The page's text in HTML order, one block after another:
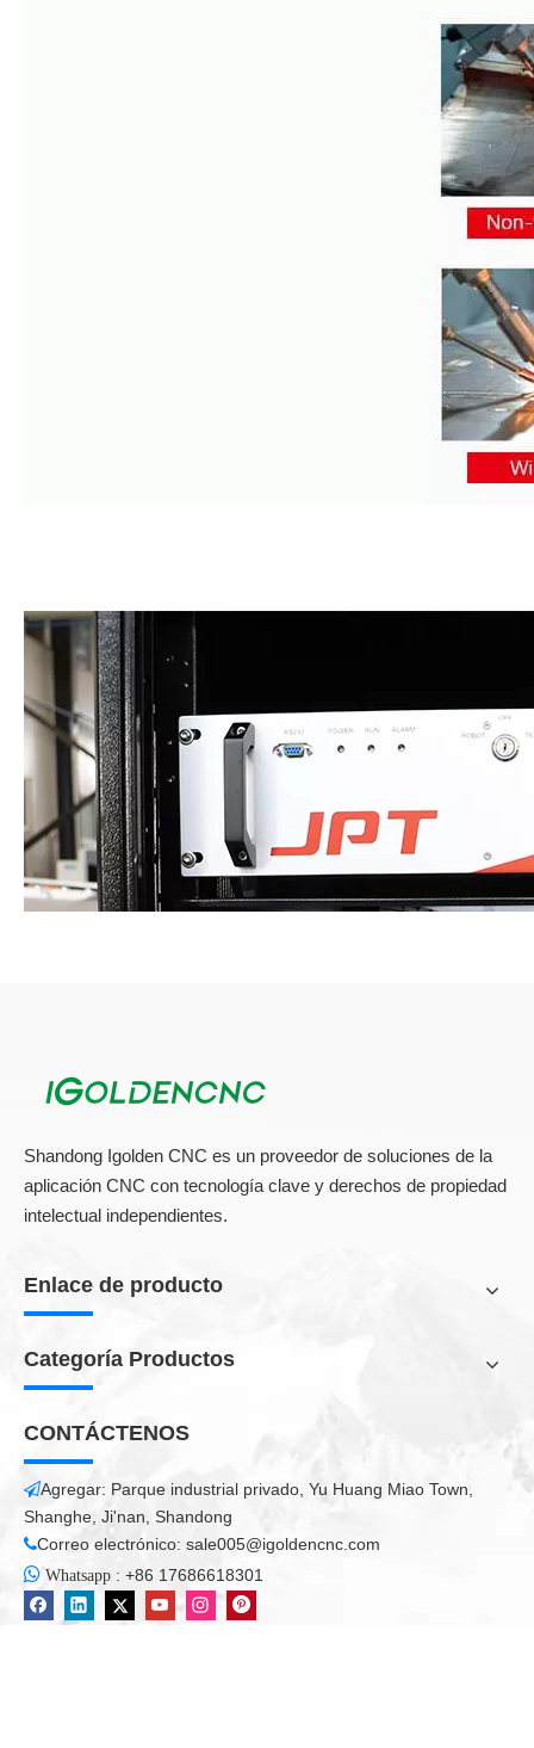
Fuente láser
El láser adopta la disipación de calor refrigerada por agua y
el diseño de chasis montado en la rejilla.
Shandong Igolden CNC es un proveedor de soluciones de la
aplicación CNC con tecnología clave y derechos de propiedad
intelectual independientes.
Enlace de producto
Categoría Productos
CONTÁCTENOS
Agregar: Parque industrial privado, Yu Huang Miao Town,
Shanghe, Ji'nan, Shandong
Correo electrónico: sale005@igoldencnc.com
 Whatsapp : +86 17686618301